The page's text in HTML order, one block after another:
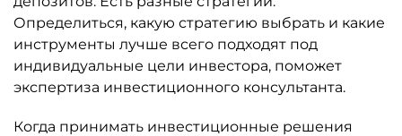
Определиться, какую стратегию выбрать и какие
инструменты лучше всего подходят под
индивидуальные цели инвестора, поможет
экспертиза инвестиционного консультанта.
Когда принимать инвестиционные решения